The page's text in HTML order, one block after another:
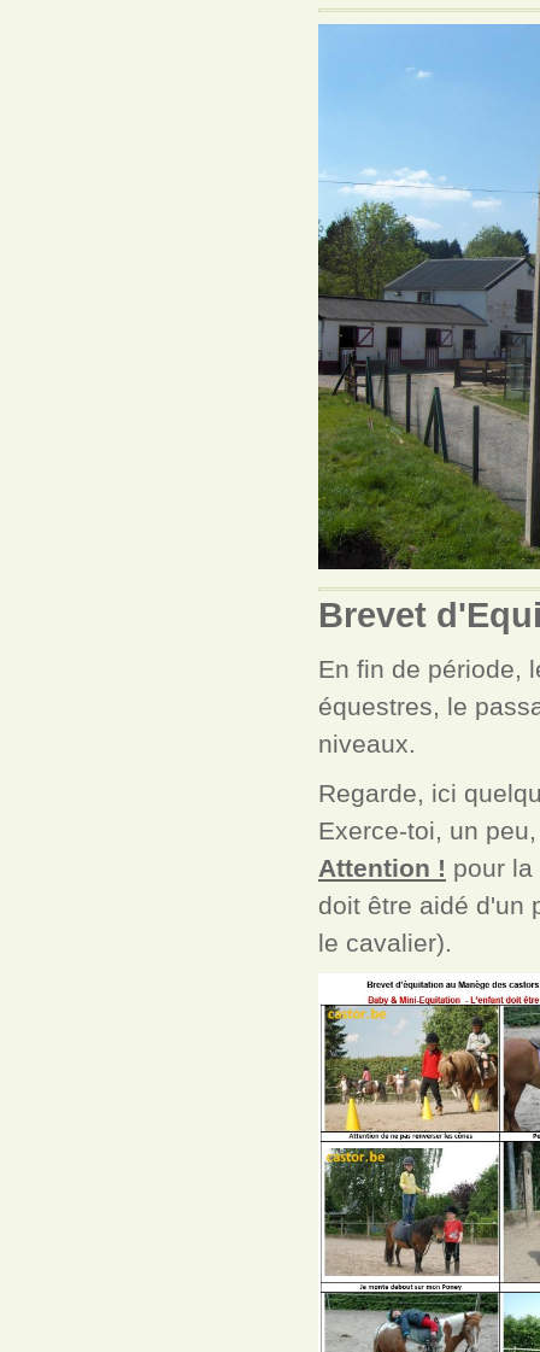
Brevet
En fin de période,
équestres, le
niveaux.
Regarde, ici
Exerce-toi, un
Attention ! pour
doit être aidé d'un
le cavalier).